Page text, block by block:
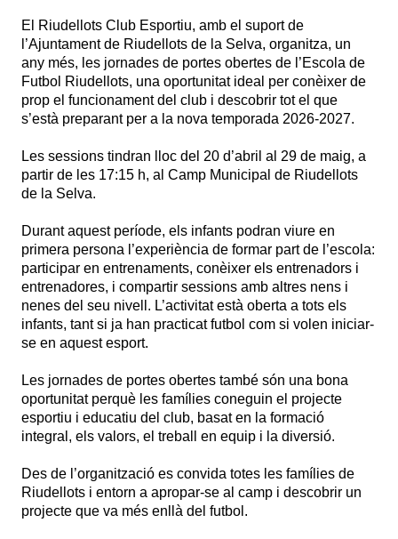
El Riudellots Club Esportiu, amb el suport de
l’Ajuntament de Riudellots de la Selva, organitza, un
any més, les jornades de portes obertes de l’Escola de
Futbol Riudellots, una oportunitat ideal per conèixer de
prop el funcionament del club i descobrir tot el que
s’està preparant per a la nova temporada 2026-2027.
Les sessions tindran lloc del 20 d’abril al 29 de maig, a
partir de les 17:15 h, al Camp Municipal de Riudellots
de la Selva.
Durant aquest període, els infants podran viure en
primera persona l’experiència de formar part de l’escola:
participar en entrenaments, conèixer els entrenadors i
entrenadores, i compartir sessions amb altres nens i
nenes del seu nivell. L’activitat està oberta a tots els
infants, tant si ja han practicat futbol com si volen iniciar-
se en aquest esport.
Les jornades de portes obertes també són una bona
oportunitat perquè les famílies coneguin el projecte
esportiu i educatiu del club, basat en la formació
integral, els valors, el treball en equip i la diversió.
Des de l’organització es convida totes les famílies de
Riudellots i entorn a apropar-se al camp i descobrir un
projecte que va més enllà del futbol.